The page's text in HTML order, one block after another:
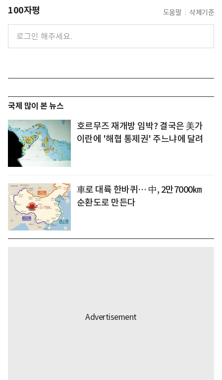
100자평 도움말 삭제기준
국제 많이 본 뉴스
호르무즈 재개방 임박? 결국은 美가
이란에 '해협 통제권' 주느냐에 달려
車로 대륙 한바퀴… 中, 2만7000㎞
순환도로 만든다